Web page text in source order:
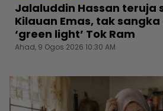
Jalaluddin Hassan teruja
Kilauan Emas, tak
‘green light’ Tok Ram
Ahad, 9 Ogos 2026 10:30 AM